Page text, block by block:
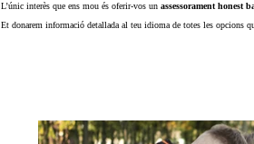
L’únic interès que ens mou és oferir-vos un assessorament honest
Et donarem informació detallada al teu idioma de totes les opcions